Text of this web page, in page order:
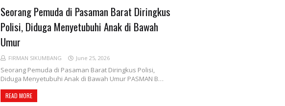
Seorang Pemuda di Pasaman Barat Diringkus
Polisi, Diduga Menyetubuhi Anak di Bawah
Umur
FIRMAN SIKUMBANG June 25, 2026
Seorang Pemuda di Pasaman Barat Diringkus Polisi,
Diduga Menyetubuhi Anak di Bawah Umur PASMAN B…
READ MORE